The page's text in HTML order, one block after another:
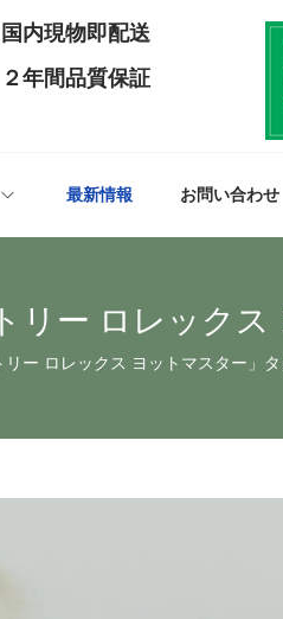
内現物即配送
年間品質保証
最新情報 お問い合わせ
リー ロレック
リー ロレックス ヨットマスター」